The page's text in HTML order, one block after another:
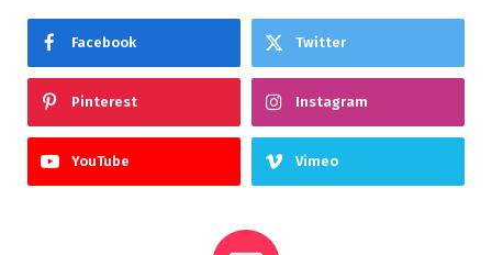
Facebook Twitter
Pinterest Instagram
YouTube Vimeo